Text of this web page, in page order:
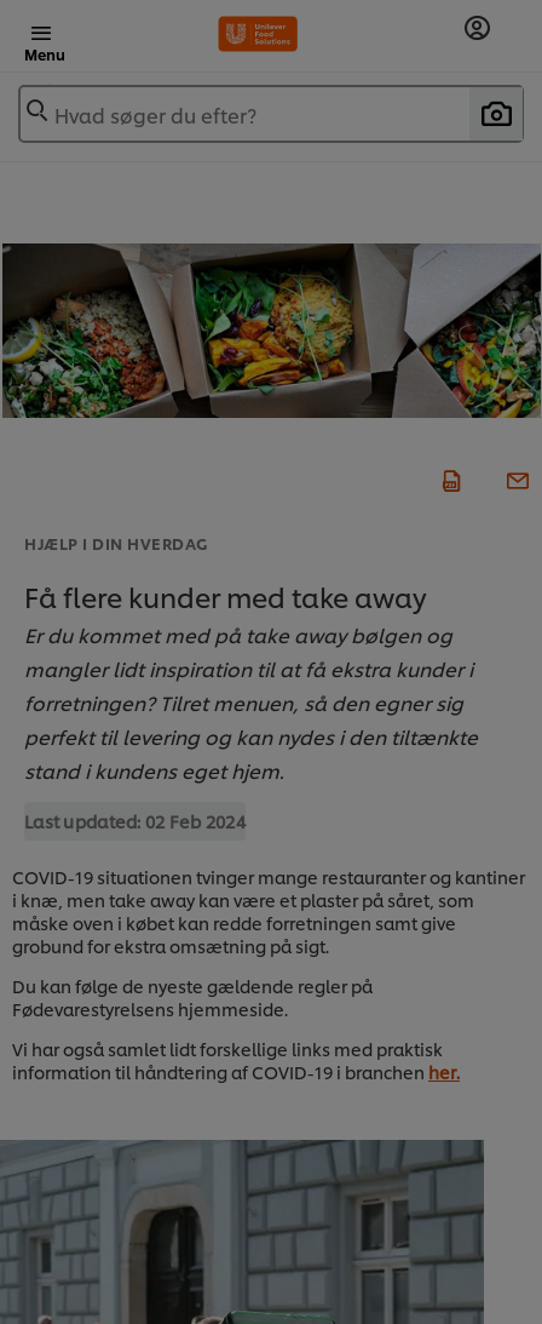
Menu
Hvad søger du efter?
HJÆLP I DIN HVERDAG
Få flere kunder med take away
Er du kommet med på take away bølgen og
mangler lidt inspiration til at få ekstra kunder i
forretningen? Tilret menuen, så den egner sig
perfekt til levering og kan nydes i den tiltænkte
stand i kundens eget hjem.
Last updated: 02 Feb 2024
COVID-19 situationen tvinger mange restauranter og kantiner
i knæ, men take away kan være et plaster på såret, som
måske oven i købet kan redde forretningen samt give
grobund for ekstra omsætning på sigt.
Du kan følge de nyeste gældende regler på
Fødevarestyrelsens hjemmeside.
Vi har også samlet lidt forskellige links med praktisk
information til håndtering af COVID-19 i branchen her.